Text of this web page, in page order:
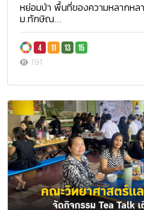
หย่อมป่า พื้นที่ของความหลากห
ม.ทักษิณ...
191